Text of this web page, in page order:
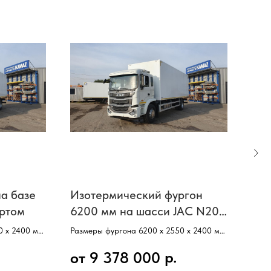
базе
х 2400 мм,
Изотермический фургон
6200 мм на шасси JAC N200
с гидробортом
Размеры фургона 6200 х 2550 х 2400 мм,
Кабина со спальным местом,
от 9 378 000 р.